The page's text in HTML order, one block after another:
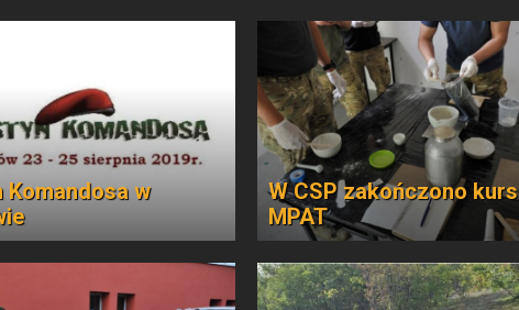
Komandosa w
W CSP zakończono kurs
MPAT